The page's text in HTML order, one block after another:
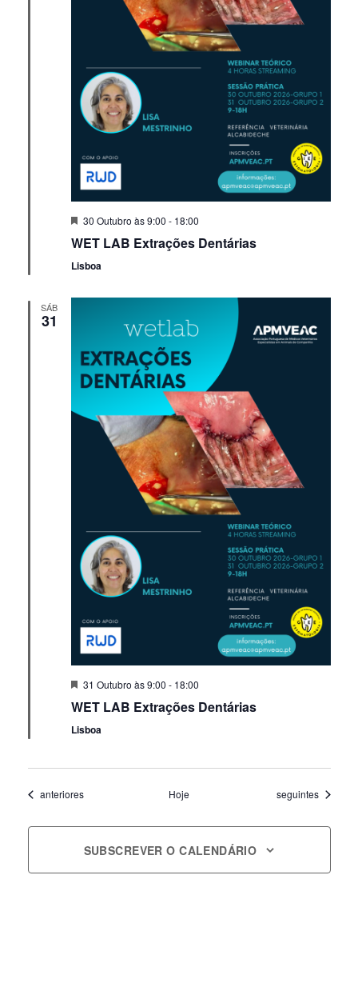
Em
30 Outubro às 9:00 - 18:00
WET LAB Extrações Dentárias
Lisboa
SÁB
31
Em
31 Outubro às 9:00 - 18:00
WET LAB Extrações Dentárias
Lisboa
Eventos
anteriores Hoje Eventos
seguintes
SUBSCREVER O CALENDÁRIO